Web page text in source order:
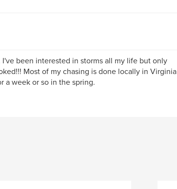
I've been interested in storms all my life but only
Most of my chasing is done locally in Virginia
a week or so in the spring.